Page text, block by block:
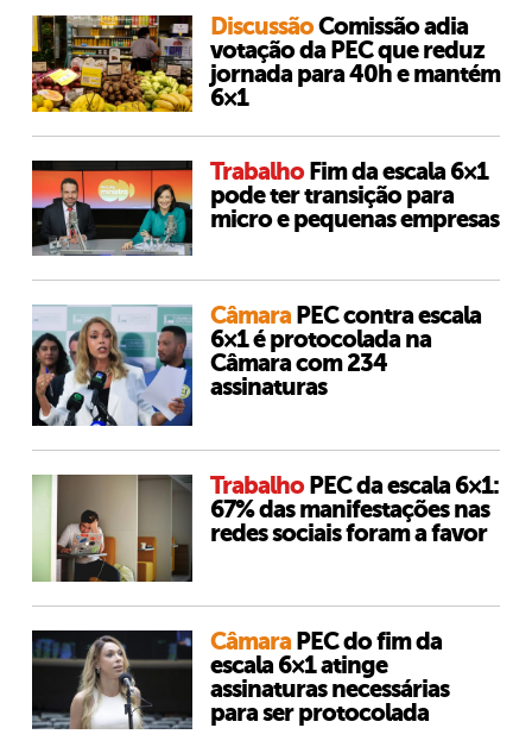
DiscussãoComissão adia
votação da PEC que reduz
jornada para 40h e mantém
6×1
Trabalho Fim da escala 6×1
pode ter transição para
micro e pequenas empresas
Câmara PEC contra escala
6×1 é protocolada na
Câmara com 234
assinaturas
TrabalhoPEC da escala 6×1:
67% das manifestações nas
redes sociais foram a favor
Câmara PEC do fim da
escala 6×1 atinge
assinaturas necessárias
para ser protocolada